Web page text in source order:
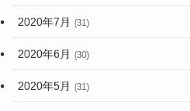
2020年7月 (31)
2020年6月 (30)
2020年5月 (31)